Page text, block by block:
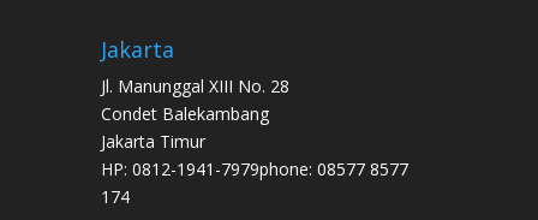
Jakarta
Jl. Manunggal XIII No. 28
Condet Balekambang
Jakarta Timur
HP: 0812-1941-7979phone: 08577 8577
174